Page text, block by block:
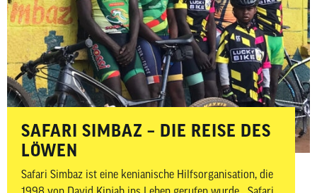
SAFARI SIMBAZ – DIE REISE DES
LÖWEN
Safari Simbaz ist eine kenianische Hilfsorganisation, die